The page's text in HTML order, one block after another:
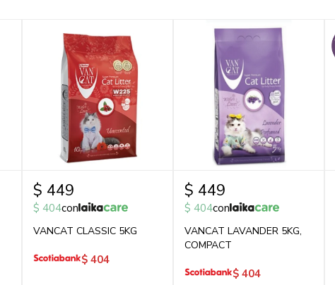
$ 449
$ 404con
VANCAT CLASSIC 5KG
$ 404
$ 449
$ 404con
VANCAT LAVANDER 5KG,
COMPACT
$ 404